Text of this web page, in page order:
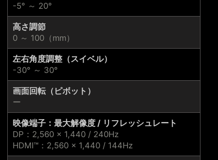
-5° ～ 20°
高さ調節
0 ～ 100（mm）
左右角度調整（スイベル）
-30° ～ 30°
画面回転（ピボット）
ー
映像端子：最大解像度 / リフレッシュレート
DP：2,560 × 1,440 / 240Hz
HDMI™：2,560 × 1,440 / 144Hz